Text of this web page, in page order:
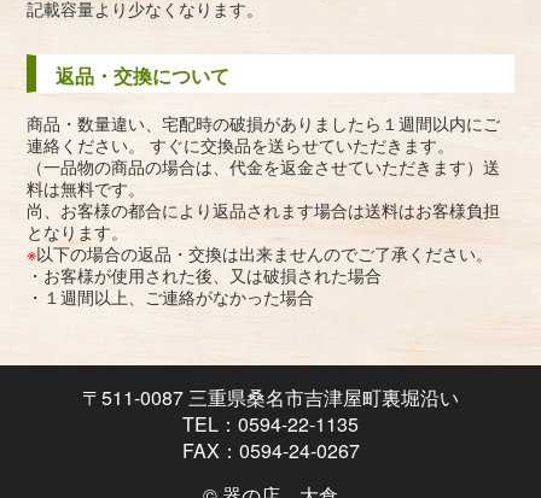
記載容量より少なくなります。
返品・交換について
商品・数量違い、宅配時の破損がありましたら１週間以内にご
連絡ください。 すぐに交換品を送らせていただきます。
（一品物の商品の場合は、代金を返金させていただきます）送
料は無料です。
尚、お客様の都合により返品されます場合は送料はお客様負担
となります。
※以下の場合の返品・交換は出来ませんのでご了承ください。
・お客様が使用された後、又は破損された場合
・１週間以上、ご連絡がなかった場合
〒511-0087 三重県桑名市吉津屋町裏堀沿い
TEL：0594-22-1135
FAX：0594-24-0267